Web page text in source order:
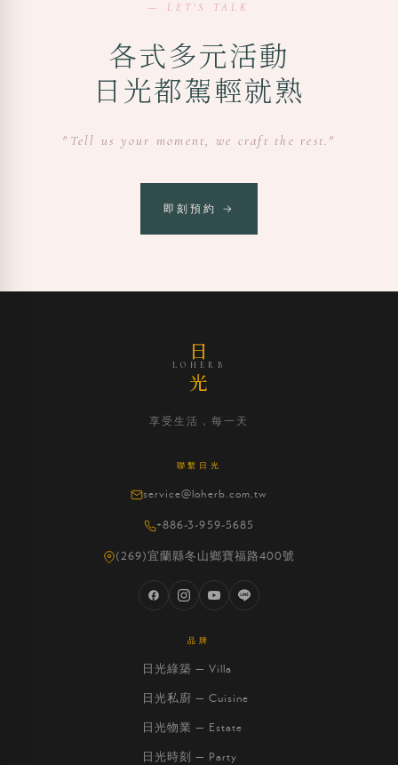
— LET'S TALK
各式多元活動
日光都駕輕就熟
"Tell us your moment, we craft the rest."
即刻預約 →
日
LOHERB
光
享受生活，每一天
聯繫日光
service@loherb.com.tw
+886-3-959-5685
(269)宜蘭縣冬山鄉寶福路400號
品牌
日光綠築 — Villa
日光私廚 — Cuisine
日光物業 — Estate
日光時刻 — Party